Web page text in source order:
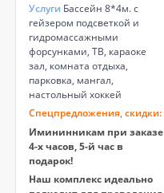
Услуги Бассейн 8*4м. с
гейзером подсветкой и
гидромассажными
форсунками, ТВ, караоке
зал, комната отдыха,
парковка, мангал,
настольный хоккей
Спецпредложения, скидки:
Имининникам при заказе
4-х часов, 5-й час в
подарок!
Наш комплекс идеально